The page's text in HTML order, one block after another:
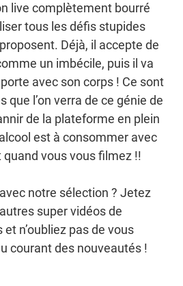
live complètement bourré
tous les défis stupides
Déjà, il accepte de
un imbécile, puis il va
avec son corps ! Ce sont
que l’on verra de ce génie de
de la plateforme en plein
est à consommer avec
vous vous filmez !!
notre sélection ? Jetez
super vidéos de
n’oubliez pas de vous
courant des nouveautés !